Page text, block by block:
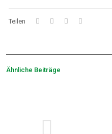
Teilen
Ähnliche Beiträge